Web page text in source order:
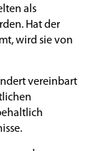
als
Hat der
wird sie von
vereinbart